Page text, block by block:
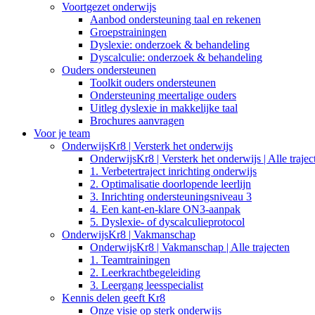
Voortgezet onderwijs
Aanbod ondersteuning taal en rekenen
Groepstrainingen
Dyslexie: onderzoek & behandeling
Dyscalculie: onderzoek & behandeling
Ouders ondersteunen
Toolkit ouders ondersteunen
Ondersteuning meertalige ouders
Uitleg dyslexie in makkelijke taal
Brochures aanvragen
Voor je team
OnderwijsKr8 | Versterk het onderwijs
OnderwijsKr8 | Versterk het onderwijs | Alle
1. Verbetertraject inrichting onderwijs
2. Optimalisatie doorlopende leerlijn
3. Inrichting ondersteuningsniveau 3
4. Een kant-en-klare ON3-aanpak
5. Dyslexie- of dyscalculieprotocol
OnderwijsKr8 | Vakmanschap
OnderwijsKr8 | Vakmanschap | Alle trajecten
1. Teamtrainingen
2. Leerkrachtbegeleiding
3. Leergang leesspecialist
Kennis delen geeft Kr8
Onze visie op sterk onderwijs